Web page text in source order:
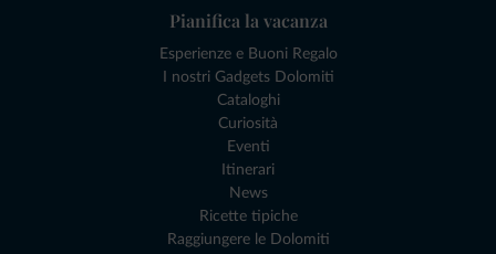
Pianifica la vacanza
Esperienze e Buoni Regalo
I nostri Gadgets Dolomiti
Cataloghi
Curiosità
Eventi
Itinerari
News
Ricette tipiche
Raggiungere le Dolomiti